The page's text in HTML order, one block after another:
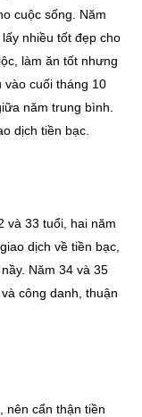
cuộc sống. Năm
nhiều tốt đẹp cho
làm ăn tốt nhưng
vào cuối tháng 10
năm trung bình.
dịch tiền bạc.
và 33 tuổi, hai năm
dịch về tiền bạc,
Năm 34 và 35
công danh, thuận
nên cẩn thận tiền